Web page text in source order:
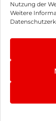
Nutzung der
Weitere
Impressum
Hinweis zur
Newsletter